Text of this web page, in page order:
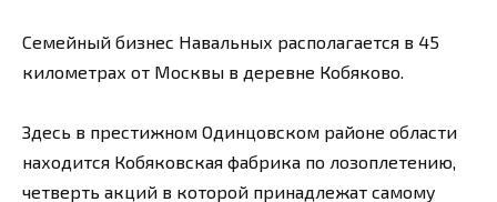
Семейный бизнес Навальных располагается в 45
километрах от Москвы в деревне Кобяково.
Здесь в престижном Одинцовском районе области
находится Кобяковская фабрика по лозоплетению,
четверть акций в которой принадлежат самому